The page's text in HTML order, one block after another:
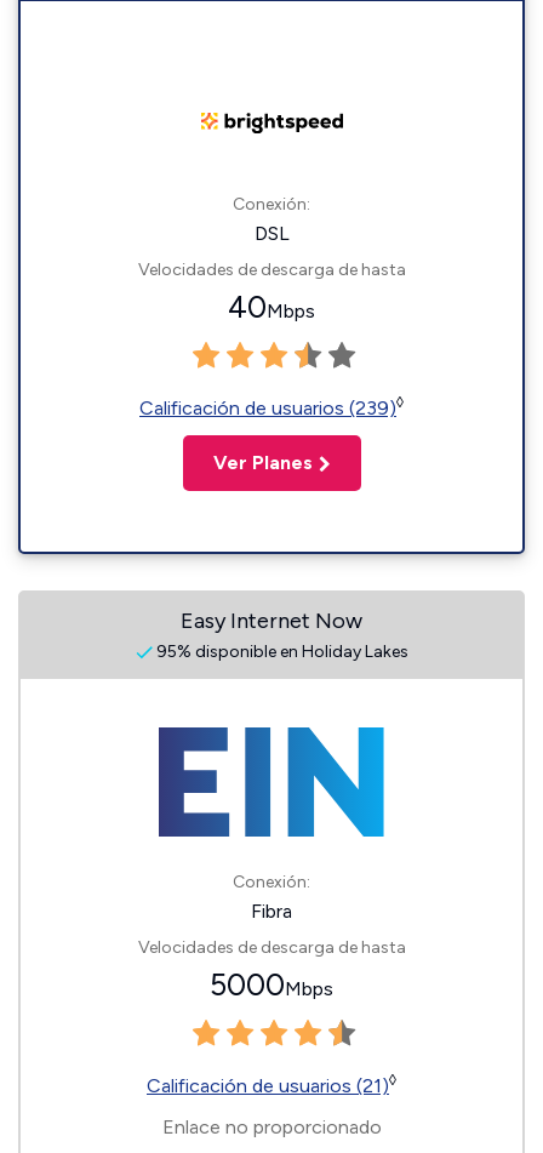
Conexión:
DSL
Velocidades de descarga de hasta
40Mbps
Calificación de usuarios (239)◊
Ver Planes
Easy Internet Now
95% disponible en Holiday Lakes
Conexión:
Fibra
Velocidades de descarga de hasta
5000Mbps
Calificación de usuarios (21)◊
Enlace no proporcionado